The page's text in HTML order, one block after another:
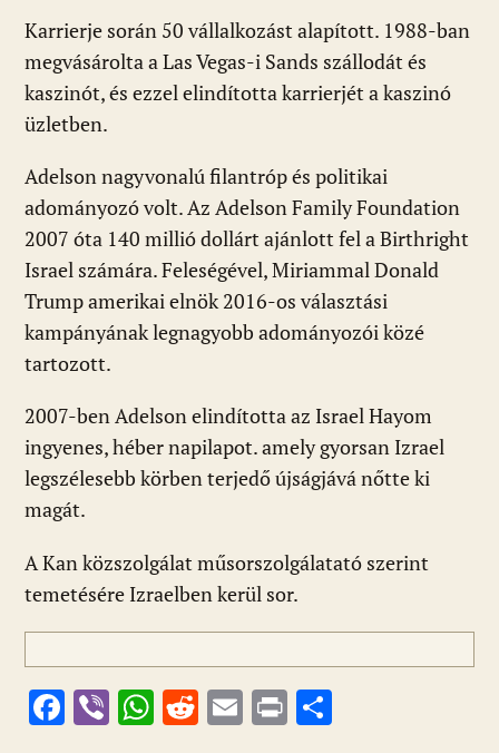
Karrierje során 50 vállalkozást alapított. 1988-ban
megvásárolta a Las Vegas-i Sands szállodát és
kaszinót, és ezzel elindította karrierjét a kaszinó
üzletben.
Adelson nagyvonalú filantróp és politikai
adományozó volt. Az Adelson Family Foundation
2007 óta 140 millió dollárt ajánlott fel a Birthright
Israel számára. Feleségével, Miriammal Donald
Trump amerikai elnök 2016-os választási
kampányának legnagyobb adományozói közé
tartozott.
2007-ben Adelson elindította az Israel Hayom
ingyenes, héber napilapot. amely gyorsan Izrael
legszélesebb körben terjedő újságjává nőtte ki
magát.
A Kan közszolgálat műsorszolgálatató szerint
temetésére Izraelben kerül sor.
F Vi W R E Pr